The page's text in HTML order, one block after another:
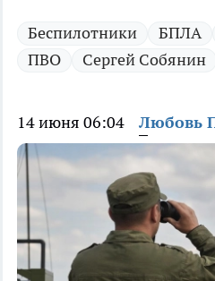
Беспилотники БПЛА
ПВО
Сергей Собянин
14 июня 06:04 Любовь